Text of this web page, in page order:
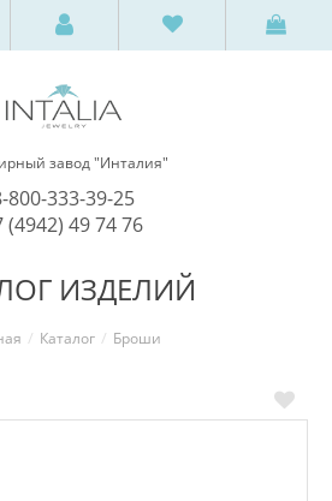
завод "Инталия"
800-333-39-25
(4942) 49 74 76
ИЗДЕЛИЙ
Каталог Броши